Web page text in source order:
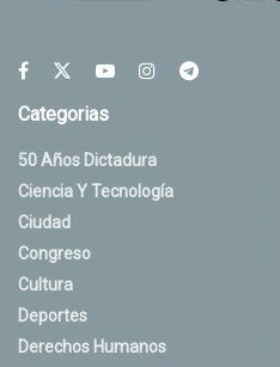
Categorias
50 Años Dictadura
Ciencia Y Tecnología
Ciudad
Congreso
Cultura
Deportes
Derechos Humanos